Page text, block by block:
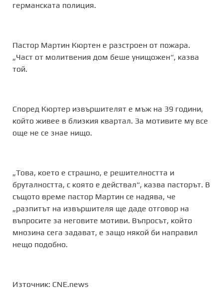
германската полиция.
Пастор Мартин Кюртен е разстроен от пожара.
„Част от молитвения дом беше унищожен“, казва
той.
Според Кюртер извършителят е мъж на 39 години,
който живее в близкия квартал. За мотивите му все
още не се знае нищо.
„Това, което е страшно, е решителността и
бруталността, с която е действал“, казва пасторът. В
същото време пастор Мартин се надява, че
„разпитът на извършителя ще даде отговор на
въпросите за неговите мотиви. Въпросът, който
мнозина сега задават, е защо някой би направил
нещо подобно.
Източник: CNE.news